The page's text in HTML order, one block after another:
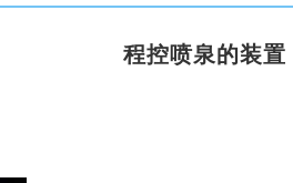
程控喷泉的装置